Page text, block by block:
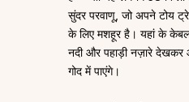
सुंदर परवाणू, जो अपने टोय
के लिए मशहूर है। यहां के
नदी और पहाड़ी नज़ारे देखकर
गोद में पाएंगे।